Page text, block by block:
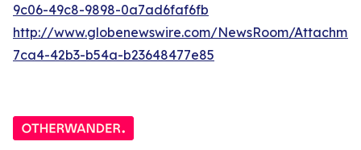
9c06-49c8-9898-0a7ad6faf6fb
http://www.globenewswire.com/NewsRoom/
7ca4-42b3-b54a-b23648477e85